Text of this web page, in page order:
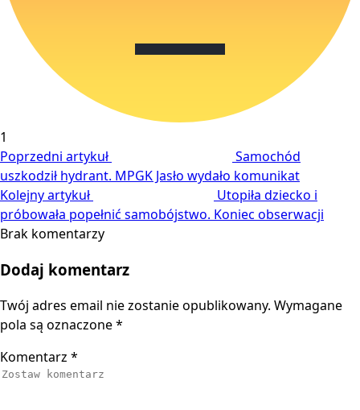
1
Poprzedni artykuł
Samochód
uszkodził hydrant. MPGK Jasło wydało komunikat
Kolejny artykuł
Utopiła dziecko i
próbowała popełnić samobójstwo. Koniec obserwacji
Brak komentarzy
Dodaj komentarz
Twój adres email nie zostanie opublikowany. Wymagane
pola są oznaczone*
Komentarz *